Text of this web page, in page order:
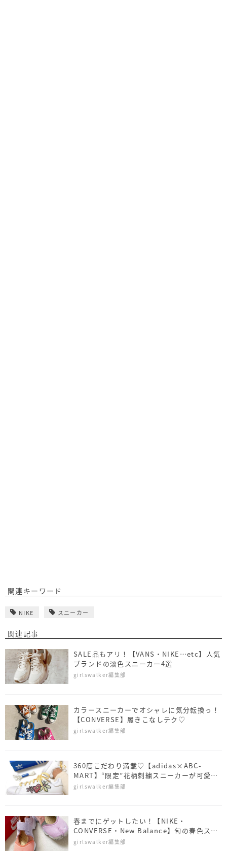
関連キーワード
NIKE スニーカー
関連記事
SALE品もアリ！【VANS・NIKE…etc】人気
ブランドの淡色スニーカー4選
girlswalker編集部
カラースニーカーでオシャレに気分転換っ！
【CONVERSE】履きこなしテク♡
girlswalker編集部
360度こだわり満載♡【adidas×ABC-
MART】“限定”花柄刺繍スニーカーが可愛す
ぎて争奪戦…！
girlswalker編集部
春までにゲットしたい！【NIKE・
CONVERSE・New Balance】旬の春色スニ
ーカー4選
girlswalker編集部